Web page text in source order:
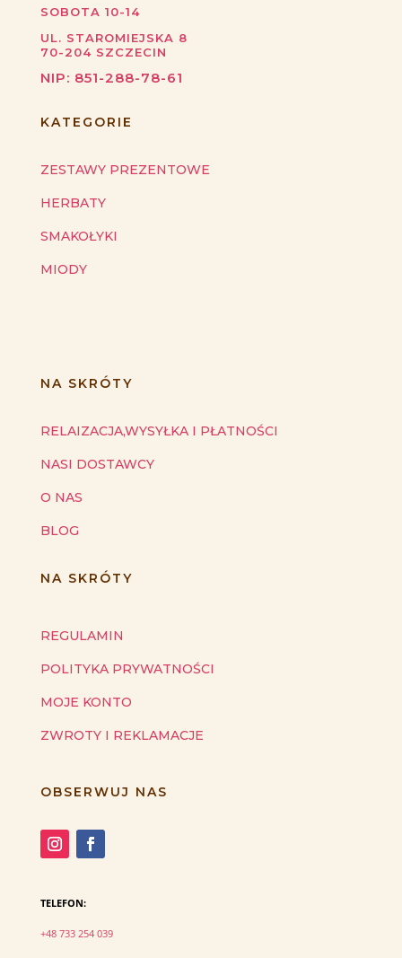
SOBOTA 10-14
UL. STAROMIEJSKA 8
70-204 SZCZECIN
NIP: 851-288-78-61
KATEGORIE
ZESTAWY PREZENTOWE
HERBATY
SMAKOŁYKI
MIODY
NA SKRÓTY
RELAIZACJA,WYSYŁKA I PŁATNOŚCI
NASI DOSTAWCY
O NAS
BLOG
NA SKRÓTY
REGULAMIN
POLITYKA PRYWATNOŚCI
MOJE KONTO
ZWROTY I REKLAMACJE
OBSERWUJ NAS
TELEFON:
+48 733 254 039